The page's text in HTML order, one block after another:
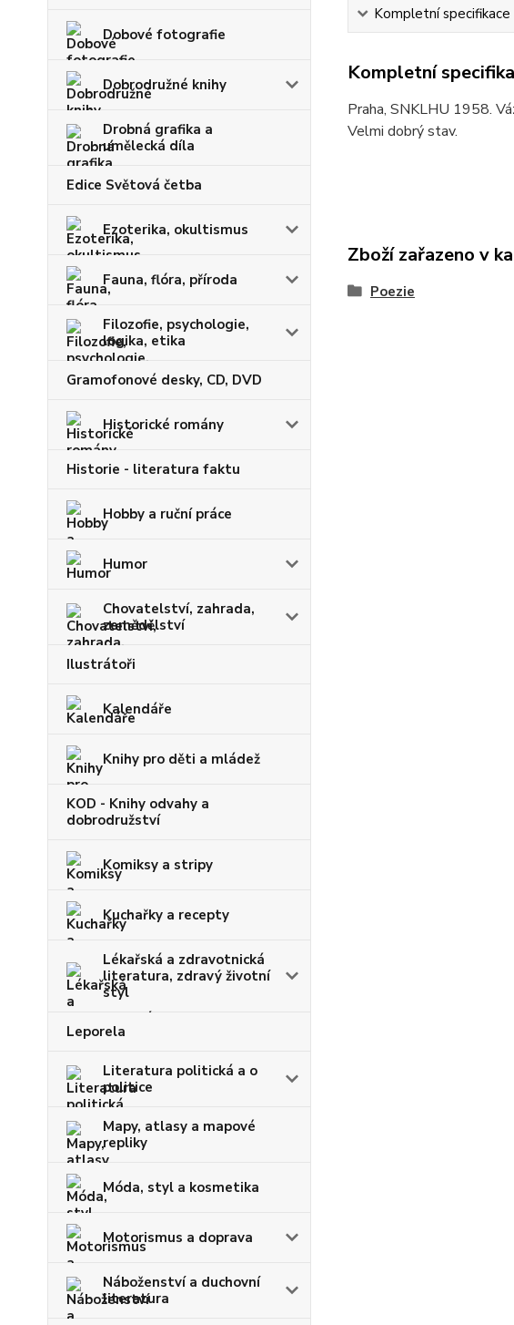
Dobové fotografie
Dobrodružné knihy
Drobná grafika a
umělecká díla
Edice Světová četba
Ezoterika, okultismus
Fauna, flóra, příroda
Filozofie, psychologie,
logika, etika
Gramofonové desky, CD, DVD
Historické romány
Historie - literatura faktu
Hobby a ruční práce
Humor
Chovatelství, zahrada,
zemědělství
Ilustrátoři
Kalendáře
Knihy pro děti a mládež
KOD - Knihy odvahy a
dobrodružství
Komiksy a stripy
Kuchařky a recepty
Lékařská a zdravotnická
literatura, zdravý životní
styl
Leporela
Literatura politická a o
politice
Mapy, atlasy a mapové
repliky
Móda, styl a kosmetika
Motorismus a doprava
Náboženství a duchovní
literatura
Kompletní specifikace
Kompletní
Praha, SNKLHU 1958.
Velmi dobrý stav.
Zboží zařazeno v
Poezie